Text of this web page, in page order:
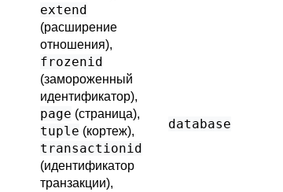
extend
(расширение
отношения),
frozenid
(замороженный
идентификатор),
page (страница),
tuple (кортеж),
transactionid
(идентификатор
транзакции),
database